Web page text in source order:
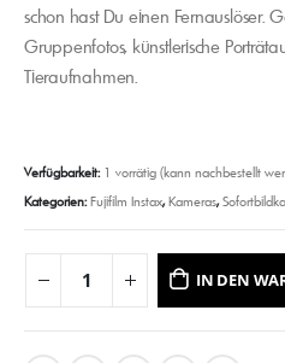
schon hast Du einen Fernauslöser.
Gruppenfotos, künstlerische
Tieraufnahmen.
Verfügbarkeit: 1 vorrätig (kann nachbestellt
Kategorien:Fujifilm Instax,Kameras,
IN DEN